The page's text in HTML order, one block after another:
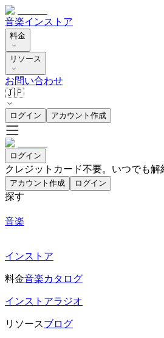
音楽インストア
料金
リソース
お問い合わせ
🇯🇵
ログイン アカウント作成
ログイン
クレジットカード不要。いつでも解
アカウント作成 ログイン
探す
音楽
インストア
料金音楽カタログ
インストアラジオ
リソースブログ